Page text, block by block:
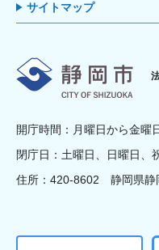
サイトマップ
開庁時間：月曜日から金曜
閉庁日：土曜日、日曜日、
住所：420-8602 静岡県静